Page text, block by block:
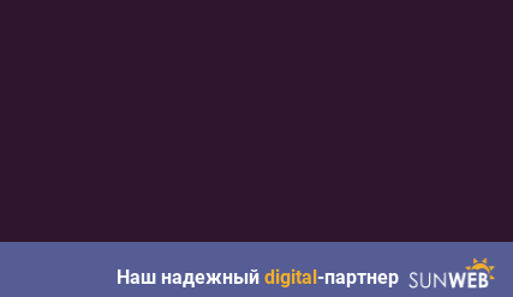
Наш надежный digital-партнер